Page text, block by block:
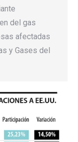
del gas
afectadas
y Gases del